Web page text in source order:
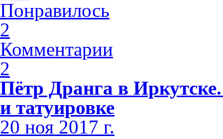
Понравилось
2
Комментарии
2
Пётр Дранга в
и татуировке
20 ноя 2017 г.